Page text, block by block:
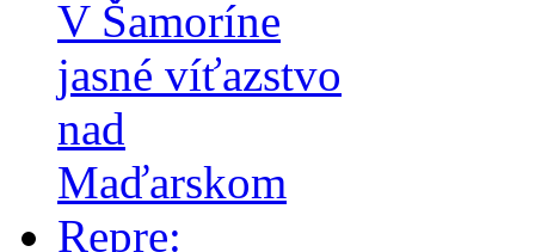
V Šamoríne
jasné víťazstvo
nad
Maďarskom
Repre: